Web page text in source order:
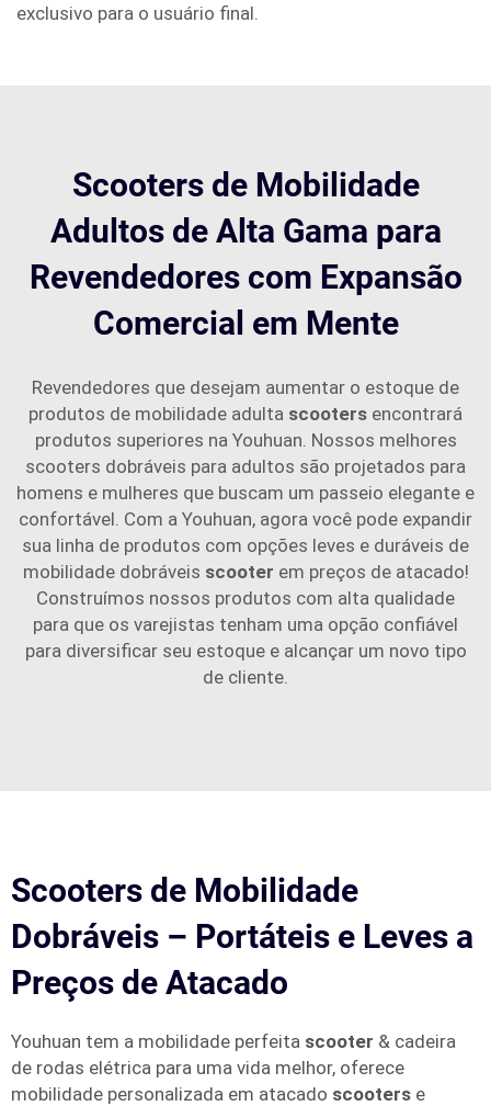
exclusivo para o usuário final.
Scooters de Mobilidade
Adultos de Alta Gama para
Revendedores com Expansão
Comercial em Mente
Revendedores que desejam aumentar o estoque de
produtos de mobilidade adulta scooters encontrará
produtos superiores na Youhuan. Nossos melhores
scooters dobráveis para adultos são projetados para
homens e mulheres que buscam um passeio elegante e
confortável. Com a Youhuan, agora você pode expandir
sua linha de produtos com opções leves e duráveis de
mobilidade dobráveis scooter em preços de atacado!
Construímos nossos produtos com alta qualidade
para que os varejistas tenham uma opção confiável
para diversificar seu estoque e alcançar um novo tipo
de cliente.
Scooters de Mobilidade
Dobráveis – Portáteis e Leves a
Preços de Atacado
Youhuan tem a mobilidade perfeita scooter & cadeira
de rodas elétrica para uma vida melhor, oferece
mobilidade personalizada em atacado scooters e